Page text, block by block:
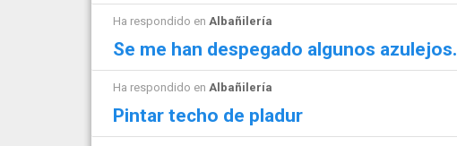
Ha respondido en Albañilería
Se me han despegado algunos azulejos.
Ha respondido en Albañilería
Pintar techo de pladur